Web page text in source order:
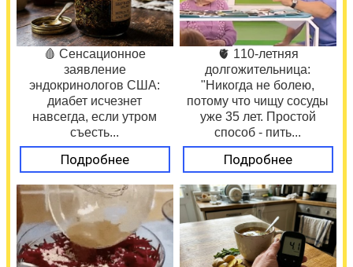
🩸 Сенсационное
заявление
эндокринологов США:
диабет исчезнет
навсегда, если утром
съесть...
Подробнее
🫀 110-летняя
долгожительница:
"Никогда не болею,
потому что чищу сосуды
уже 35 лет. Простой
способ - пить...
Подробнее